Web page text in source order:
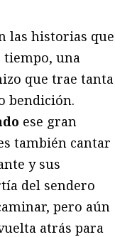
las historias que
una
que trae tanta
bendición.
ese gran
también cantar
y sus
del sendero
pero aún
atrás para